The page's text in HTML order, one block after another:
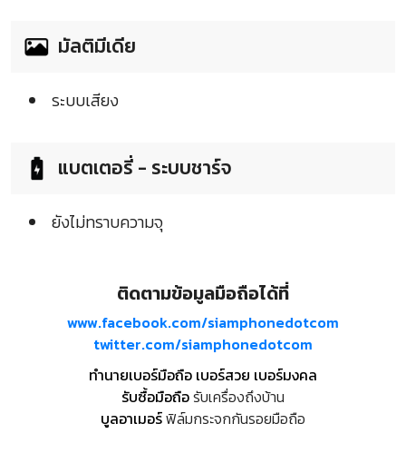
มัลติมีเดีย
ระบบเสียง
แบตเตอรี่ - ระบบชาร์จ
ยังไม่ทราบความจุ
ติดตามข้อมูลมือถือได้ที่
www.facebook.com/siamphonedotcom
twitter.com/siamphonedotcom
ทำนายเบอร์มือถือ เบอร์สวย เบอร์มงคล
รับซื้อมือถือรับเครื่องถึงบ้าน
บูลอาเมอร์ฟิล์มกระจกกันรอยมือถือ